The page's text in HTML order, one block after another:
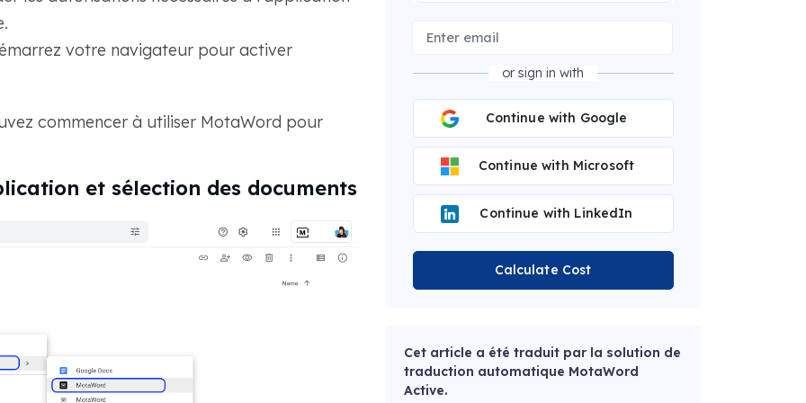
votre navigateur pour activer
commencer à utiliser MotaWord pour
et sélection des documents
or sign in with
Continue with Google
Continue with Microsoft
Continue with LinkedIn
Calculate Cost
Cet article a été traduit par la solution de
traduction automatique MotaWord
Active.